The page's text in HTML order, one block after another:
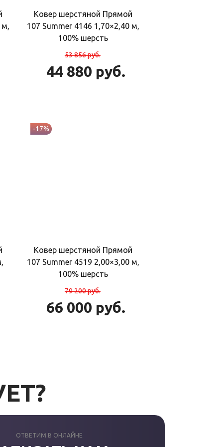
м,
Ковер шерстяной Прямой
107 Summer 4146 1,70×2,40 м,
100% шерсть
53 856руб.
44 880 руб.
-17%
Ковер шерстяной Прямой
107 Summer 4519 2,00×3,00 м,
100% шерсть
79 200руб.
66 000 руб.
ОТВЕТИМ В ОНЛАЙНЕ